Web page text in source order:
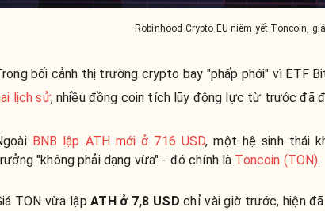
Robinhood Crypto EU niêm yết Toncoin,
bối cảnh thị trường crypto bay "phấp phới" vì ETF
lịch sử, nhiều đồng coin tích lũy động lực từ trước đã
BNB lập ATH mới ở 716 USD, một hệ sinh thái
"không phải dạng vừa" - đó chính là Toncoin (TON).
TON vừa lậpATH ở 7,8 USD chỉ vài giờ trước, hiện đã